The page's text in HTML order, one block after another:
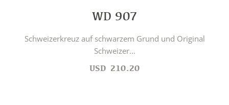
WD 907
Schweizerkreuz auf schwarzem Grund und Original
Schweizer...
USD 210.20